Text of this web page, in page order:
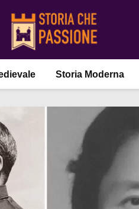
Storia Moderna